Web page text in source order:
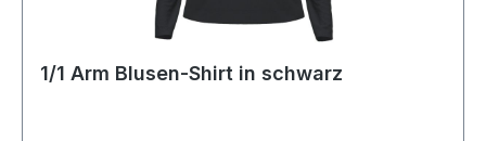
1/1 Arm Blusen-Shirt in schwarz